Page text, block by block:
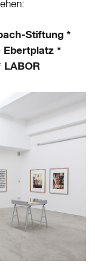
Stiftung *
Ebertplatz *
LABOR